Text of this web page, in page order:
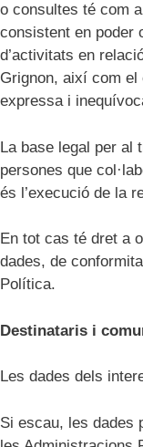
o consultes té com
consistent en poder
d’activitats en
Grignon, així com el
expressa i
La base legal per al
persones que
és l’execució de la
En tot cas té dret a
dades, de
Política.
Destinataris i
Les dades dels
Si escau, les dades